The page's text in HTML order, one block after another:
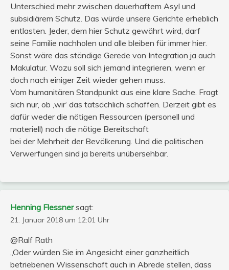
Unterschied mehr zwischen dauerhaftem Asyl und
subsidiärem Schutz. Das würde unsere Gerichte erheblich
entlasten. Jeder, dem hier Schutz gewährt wird, darf
seine Familie nachholen und alle bleiben für immer hier.
Sonst wäre das ständige Gerede von Integration ja auch
Makulatur. Wozu soll sich jemand integrieren, wenn er
doch nach einiger Zeit wieder gehen muss.
Vom humanitären Standpunkt aus eine klare Sache. Fragt
sich nur, ob ‚wir‘ das tatsächlich schaffen. Derzeit gibt es
dafür weder die nötigen Ressourcen (personell und
materiell) noch die nötige Bereitschaft
bei der Mehrheit der Bevölkerung. Und die politischen
Verwerfungen sind ja bereits unübersehbar.
Henning Flessner sagt:
21. Januar 2018 um 12:01 Uhr
@Ralf Rath
„Oder würden Sie im Angesicht einer ganzheitlich
betriebenen Wissenschaft auch in Abrede stellen, dass